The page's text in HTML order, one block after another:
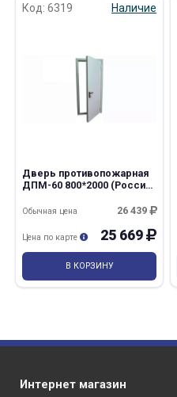
Код: 6319 Наличие
Дверь противопожарная
ДПМ-60 800*2000 (Россия)
26 439
Обычная цена
25 669
Цена по карте
В КОРЗИНУ
Интернет магазин